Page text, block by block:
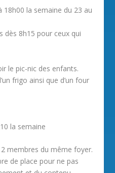
18h00 la semaine du 23 au
dès 8h15 pour ceux qui
le pic-nic des enfants.
frigo ainsi que d’un four
la semaine
membres du même foyer.
de place pour ne pas